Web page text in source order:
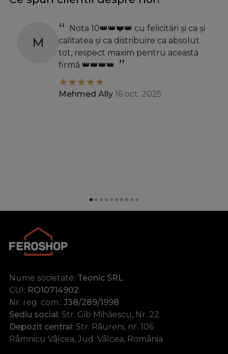
M
Nota 10👑👑❤️👑 cu felicitări și ca și
calitatea și ca distribuire ca absolut
tot, respect maxim pentru această
firmă 👑👑👑👑
Mehmed Ally 16 oct. 2025
Nume societate: Teonic SRL
CUI: RO10714902
Nr. reg. com.: J38/289/1998
Sediu social: Str. Gib Mihăescu, Nr. 22
Depozit central: Str. Râureni, nr. 106
Râmnicu Vâlcea, Jud. Vâlcea, România